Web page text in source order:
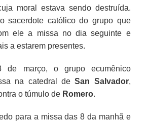
moral estava sendo destruída.
sacerdote católico do grupo que
ele a missa no dia seguinte e
a estarem presentes.
de março, o grupo ecumênico
na catedral deSan Salvador,
o túmulo de Romero.
para a missa das 8 da manhã e